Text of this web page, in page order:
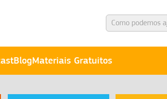
BlogMateriais Gratuitos